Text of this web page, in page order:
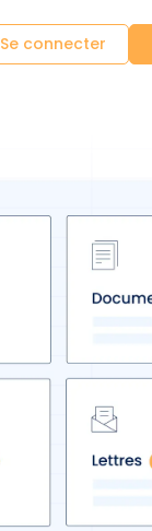
Se connecter